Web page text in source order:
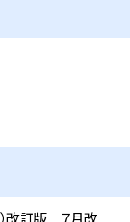
改訂版 ７月改